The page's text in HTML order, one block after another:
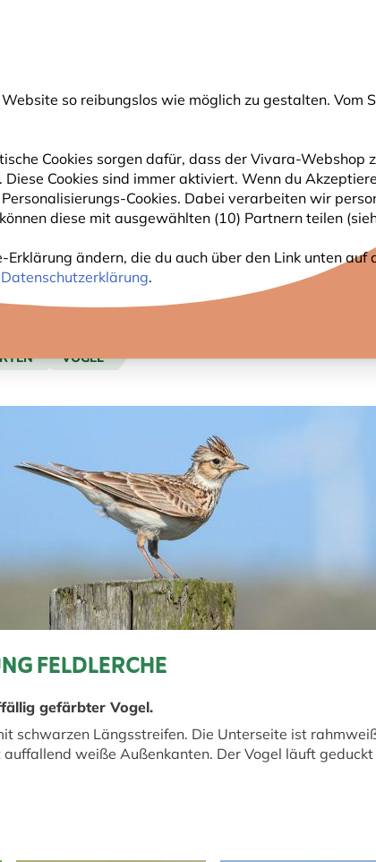
so reibungslos wie möglich zu gestalten. Vom
Cookies sorgen dafür, dass der Vivara-Webshop
Cookies sind immer aktiviert. Wenn du
Cookies. Dabei verarbeiten wir
diese mit ausgewählten (10) Partnern teilen
ändern, die du auch über den Link unten auf
Datenschutzerklärung.
Suche
GARTENTIERE PFLANZEN
VÖGEL
FELDLERCHE
gefärbter Vogel.
schwarzen Längsstreifen. Die Unterseite ist
weiße Außenkanten. Der Vogel läuft